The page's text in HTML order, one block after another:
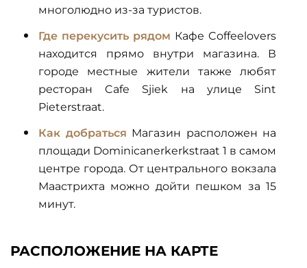
многолюдно из-за туристов.
Где перекусить рядом Кафе Coffeelovers
находится прямо внутри магазина. В
городе местные жители также любят
ресторан Cafe Sjiek на улице Sint
Pieterstraat.
Как добраться Магазин расположен на
площади Dominicanerkerkstraat 1 в самом
центре города. От центрального вокзала
Маастрихта можно дойти пешком за 15
минут.
РАСПОЛОЖЕНИЕ НА КАРТЕ